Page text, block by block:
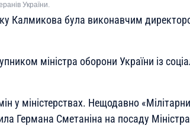
України.
Калмикова була виконавчим
міністра оборони України із
у міністерствах. Нещодавно
Германа Сметаніна на посаду